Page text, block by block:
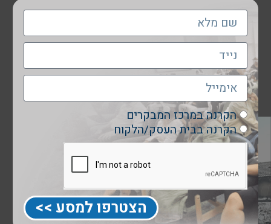
הקרנה במרכז המבקרים
הקרנה בבית העסק/הלקוח
הצטרפו למסע >>